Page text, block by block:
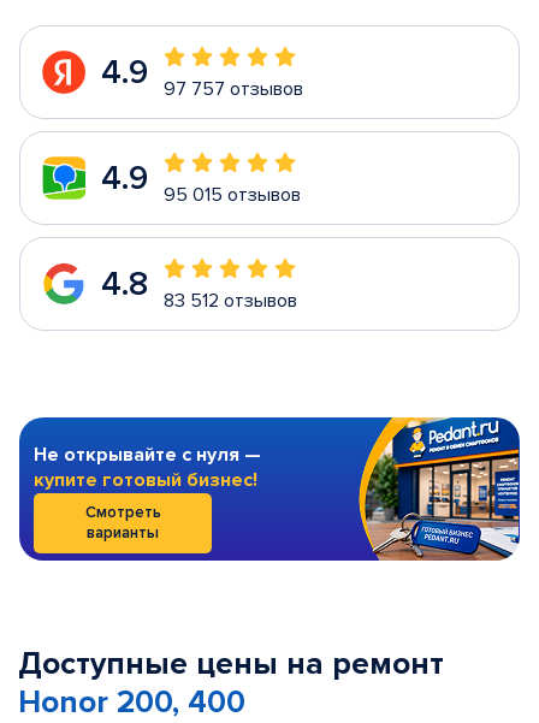
4.9 97 757 отзывов
4.9 95 015 отзывов
4.8 83 512 отзывов
Не открывайте с нуля —
купите готовый бизнес!
Смотреть
варианты
Доступные цены на ремонт
Honor 200, 400